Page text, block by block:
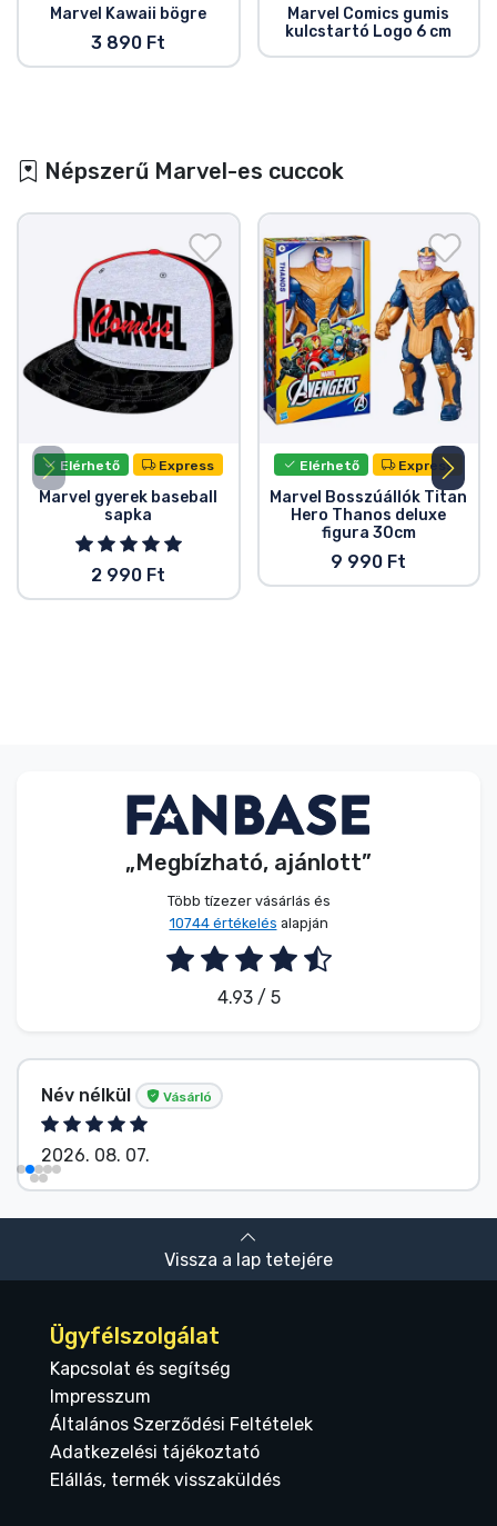
Marvel Kawaii bögre
3 890 Ft
Marvel Comics gumis
kulcstartó Logo 6 cm
Népszerű Marvel-es cuccok
Elérhető Express
Marvel gyerek baseball
sapka
2 990 Ft
Elérhető Express
Marvel Bosszúállók Titan
Hero Thanos deluxe
figura 30cm
9 990 Ft
„Megbízható, ajánlott”
Több tízezer vásárlás és
10744 értékelés alapján
4.93 / 5
Név nélkül Vásárló
2026. 08. 07.
Vissza a lap tetejére
Ügyfélszolgálat
Kapcsolat és segítség
Impresszum
Általános Szerződési Feltételek
Adatkezelési tájékoztató
Elállás, termék visszaküldés